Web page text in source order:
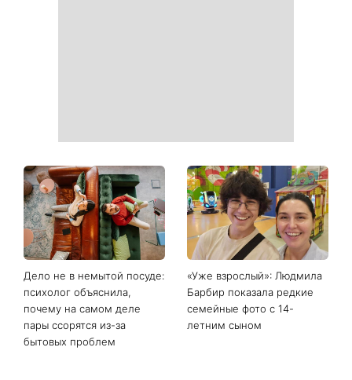
Дело не в немытой посуде:
психолог объяснила,
почему на самом деле
пары ссорятся из-за
бытовых проблем
«Уже взрослый»: Людмила
Барбир показала редкие
семейные фото с 14-
летним сыном